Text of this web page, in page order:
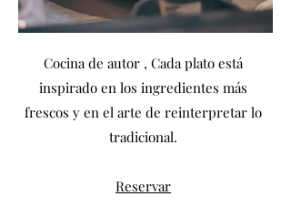
Cocina de autor , Cada plato está
inspirado en los ingredientes más
frescos y en el arte de reinterpretar lo
tradicional.
Reservar